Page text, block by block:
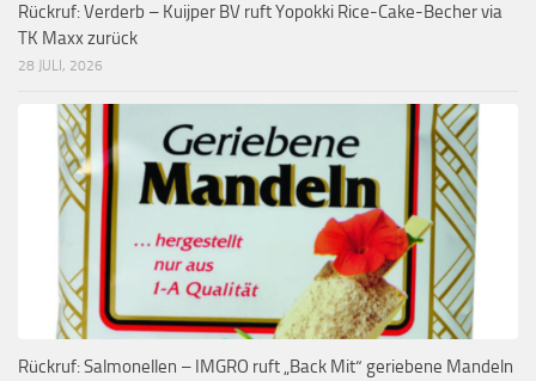
Rückruf: Verderb – Kuijper BV ruft Yopokki Rice-Cake-Becher via
TK Maxx zurück
28 JULI, 2026
Rückruf: Salmonellen – IMGRO ruft „Back Mit“ geriebene Mandeln